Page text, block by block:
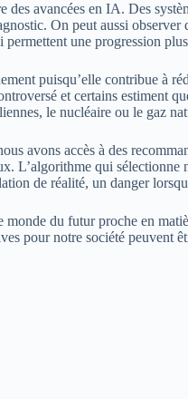
avancées en IA. Des
On peut aussi
une progression
puisqu’elle contribue à
et certains estiment
le nucléaire ou le gaz
avons accès à des
L’algorithme qui
de réalité, un danger
du futur proche en
pour notre société peuvent